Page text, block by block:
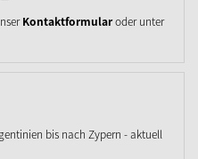
Kontaktformularoder unter
bis nach Zypern - aktuell